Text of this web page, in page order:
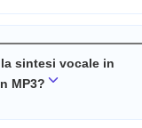
sintesi vocale in
MP3?